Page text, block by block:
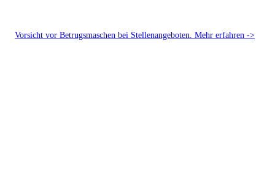
Vorsicht vor Betrugsmaschen bei Stellenangeboten. Mehr erfahren ->